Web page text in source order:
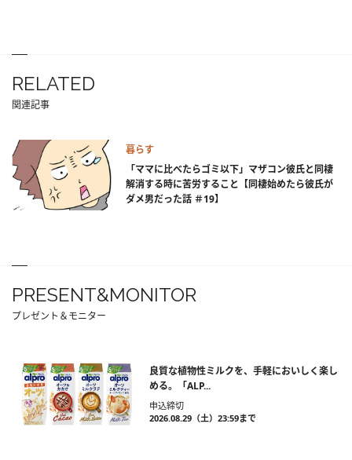
RELATED
関連記事
暮らす
「ママに比べたらゴミ以下」マザコン彼氏と同棲
解消する時に苦労すること【同棲始めたら彼氏が
ダメ男だった話 ＃19】
PRESENT&MONITOR
プレゼント＆モニター
良質な植物性ミルクを、手軽においしく楽し
める。「ALP...
申込締切
2026.08.29（土）23:59まで